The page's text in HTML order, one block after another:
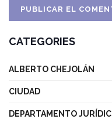
CATEGORIES
ALBERTO CHEJOLÁN
CIUDAD
DEPARTAMENTO